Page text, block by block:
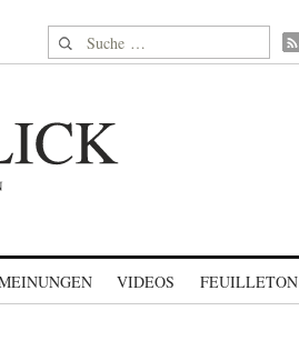
Suche nach:
VIDEOS FEUILLETON